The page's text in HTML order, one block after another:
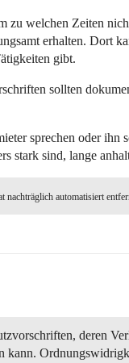
zu welchen Zeiten
erhalten. Dort
gibt.
sollten
sprechen oder
stark sind, lange
nachträglich automatisiert
deren
kann.